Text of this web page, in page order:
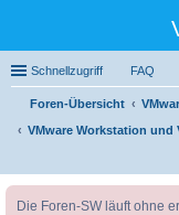
Schnellzugriff FAQ
Foren-Übersicht
VMware Workstation und
Die Foren-SW läuft ohne